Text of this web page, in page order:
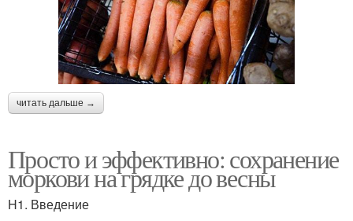
читать дальше →
Просто и эффективно: сохранение
моркови на грядке до весны
H1. Введение